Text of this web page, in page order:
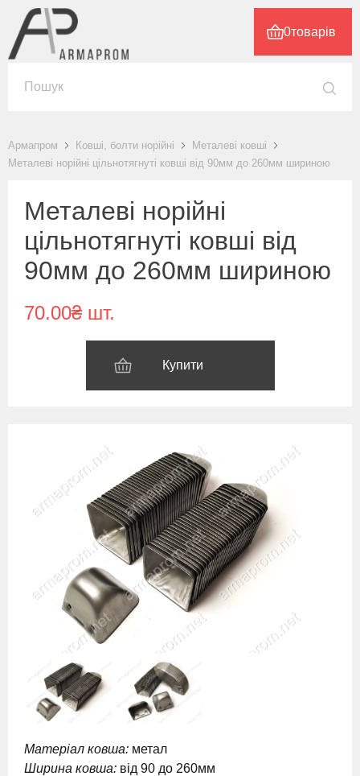
0товарів
Армапром Ковші, болти норійні
Металеві ковші
Металеві норійні цільнотягнуті ковші від 90мм до 260мм шириною
Металеві норійні
цільнотягнуті ковші від
90мм до 260мм шириною
70.00₴ шт.
Купити
Матеріал ковша: метал
Ширина ковша: від 90 до 260мм